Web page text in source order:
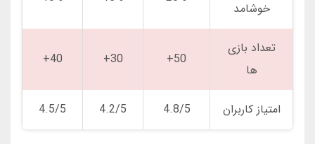
خوشامد
تعداد بازی
ها
50+
30+
40+
امتیاز کاربران 4.8/5
4.2/5
4.5/5